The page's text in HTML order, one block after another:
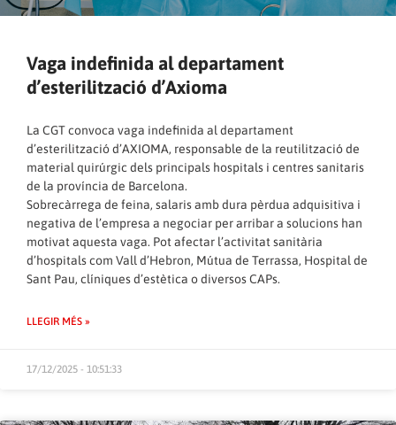
Vaga indefinida al departament
d’esterilització d’Axioma
La CGT convoca vaga indefinida al departament
d’esterilització d’AXIOMA, responsable de la reutilització de
material quirúrgic dels principals hospitals i centres sanitaris
de la província de Barcelona.
Sobrecàrrega de feina, salaris amb dura pèrdua adquisitiva i
negativa de l’empresa a negociar per arribar a solucions han
motivat aquesta vaga. Pot afectar l’activitat sanitària
d’hospitals com Vall d’Hebron, Mútua de Terrassa, Hospital de
Sant Pau, clíniques d’estètica o diversos CAPs.
LLEGIR MÉS »
17/12/2025 - 10:51:33